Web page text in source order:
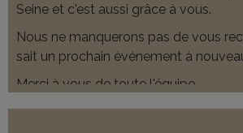
Seine et c'est aussi grâce à vous.
Nous ne manquerons pas de vous
sait un prochain événement à
Merci à vous de toute l'équipe.